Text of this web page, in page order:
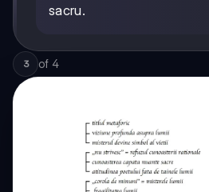
sacru.
3 of 4